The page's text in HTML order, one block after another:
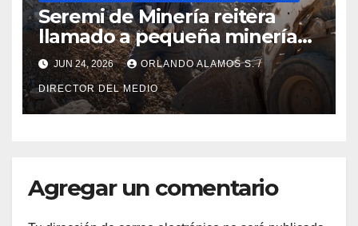
Seremi de Minería reitera
llamado a pequeña minería
para postulaciones PAMMA
Equipa y Desarrolla 2026
JUN 24, 2026 ORLANDO ALAMOS S. /
DIRECTOR DEL MEDIO
Agregar un comentario